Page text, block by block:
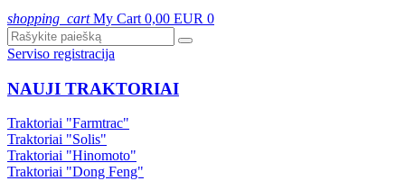
shopping_cart My Cart 0,00 EUR 0
Serviso registracija
NAUJI TRAKTORIAI
Traktoriai "Farmtrac"
Traktoriai "Solis"
Traktoriai "Hinomoto"
Traktoriai "Dong Feng"